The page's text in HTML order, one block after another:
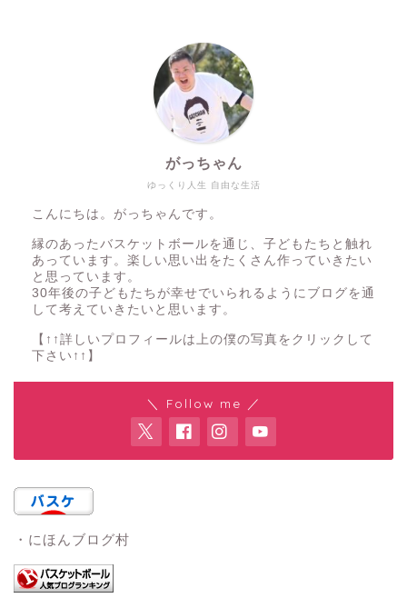
ゆっくり人生 自由な生活
がっちゃん
こんにちは。がっちゃんです。
縁のあったバスケットボールを通じ、子どもたちと触れ
あっています。楽しい思い出をたくさん作っていきたい
と思っています。
30年後の子どもたちが幸せでいられるようにブログを通
して考えていきたいと思います。
【↑↑詳しいプロフィールは上の僕の写真をクリックして
下さい↑↑】
＼ Follow me ／
・にほんブログ村